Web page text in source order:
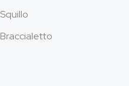
Squillo
Braccialetto